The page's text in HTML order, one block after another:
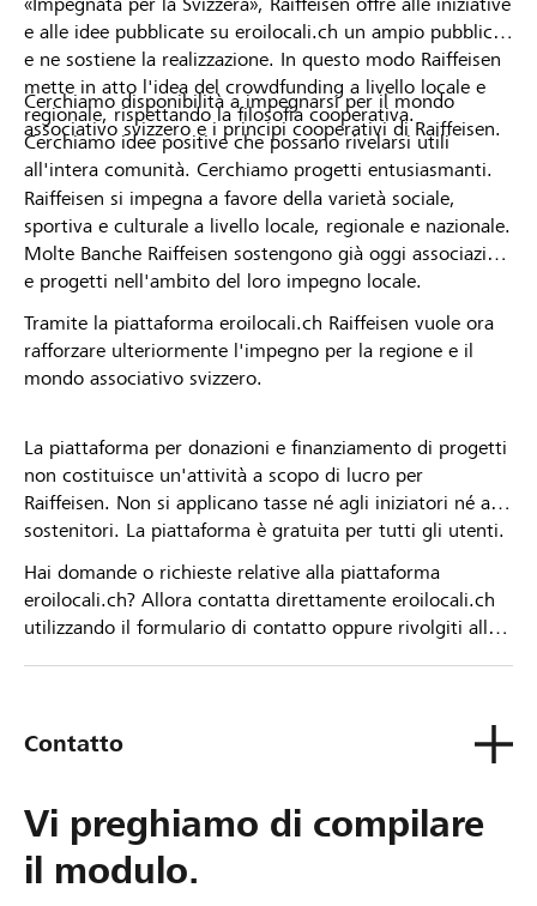
e alle idee pubblicate su eroilocali.ch un ampio pubblico
e ne sostiene la realizzazione. In questo modo Raiffeisen
mette in atto l'idea del crowdfunding a livello locale e
regionale, rispettando la filosofia cooperativa.
Cerchiamo idee positive che possano rivelarsi utili
all'intera comunità. Cerchiamo progetti entusiasmanti.
Cerchiamo disponibilità a impegnarsi per il mondo
associativo svizzero e i principi cooperativi di Raiffeisen.
Raiffeisen si impegna a favore della varietà sociale,
sportiva e culturale a livello locale, regionale e nazionale.
Molte Banche Raiffeisen sostengono già oggi associazioni
e progetti nell'ambito del loro impegno locale.
Tramite la piattaforma eroilocali.ch Raiffeisen vuole ora
rafforzare ulteriormente l'impegno per la regione e il
mondo associativo svizzero.
La piattaforma per donazioni e finanziamento di progetti
non costituisce un'attività a scopo di lucro per
Raiffeisen. Non si applicano tasse né agli iniziatori né ai
sostenitori. La piattaforma è gratuita per tutti gli utenti.
Hai domande o richieste relative alla piattaforma
eroilocali.ch? Allora contatta direttamente eroilocali.ch
utilizzando il formulario di contatto oppure rivolgiti alla
Contatto
Vi preghiamo di compilare
il modulo.